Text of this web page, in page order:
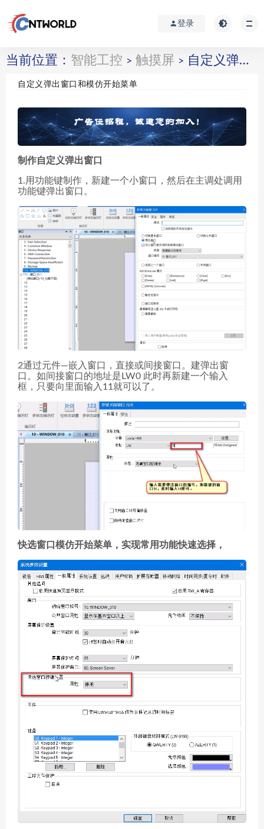
登录
当前位置： 智能工控 > 触摸屏 > 自定义弹出窗口和模仿开始菜单
自定义弹出窗口和模仿开始菜单
制作自定义弹出窗口
1.用功能键制作，新建一个小窗口，然后在主调处调用
功能键弹出窗口。
2通过元件—嵌入窗口，直接或间接窗口。建弹出窗
口。如间接窗口的地址是LW0 此时再新建一个输入
框，只要向里面输入11就可以了。
快选窗口模仿开始菜单，实现常用功能快速选择，